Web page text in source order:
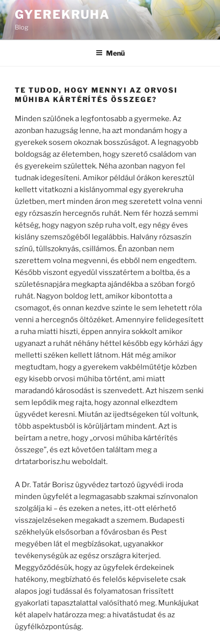
Tartalomhoz
GYEREKRUHA
Blog
Menü
TE TUDOD, HOGY MENNYI AZ ORVOSI
MŰHIBA KÁRTÉRÍTÉS ÖSSZEGE?
Minden szülőnek a legfontosabb a gyermeke. Az
azonban hazugság lenne, ha azt mondanám hogy a
gyerekek sosem okoznak bosszúságot. A legnagyobb
boldogság az életemben, hogy szerető családom van
és gyerekeim születtek. Néha azonban nagyon fel
tudnak idegesíteni. Amikor például órákon keresztül
kellett vitatkozni a kislányommal egy gyerekruha
üzletben, mert minden áron meg szeretett volna venni
egy rózsaszín hercegnős ruhát. Nem fér hozzá semmi
kétség, hogy nagyon szép ruha volt, egy négy éves
kislány szemszögéből legalábbis. Halvány rózsaszín
színű, tüllszoknyás, csillámos. Én azonban nem
szerettem volna megvenni, és ebből nem engedtem.
Később viszont egyedül visszatértem a boltba, és a
születésnapjára megkapta ajándékba a szóban forgó
ruhát. Nagyon boldog lett, amikor kibontotta a
csomagot, és onnan kezdve szinte le sem lehetett róla
venni a hercegnős öltözéket. Amennyire felidegesített
a ruha miatti hiszti, éppen annyira sokkolt amikor
ugyanazt a ruhát néhány héttel később egy kórházi ágy
melletti széken kellett látnom. Hát még amikor
megtudtam, hogy a gyerekem vakbélműtétje közben
egy kisebb orvosi műhiba történt, ami miatt
maradandó károsodást is szenvedett. Azt hiszem senki
sem lepődik meg rajta, hogy azonnal elkezdtem
ügyvédet keresni. Miután az ijedtségeken túl voltunk,
több aspektusból is körüljártam mindent. Azt is
beírtam a netre, hogy „orvosi műhiba kártérítés
összege”, és ezt követően találtam meg a
drtatarborisz.hu weboldalt.
A Dr. Tatár Borisz ügyvédez tartozó ügyvédi iroda
minden ügyfelét a legmagasabb szakmai színvonalon
szolgálja ki – és ezeken a netes, itt-ott elérhető
visszajelzéseken megakadt a szemem. Budapesti
székhelyük elsősorban a fővárosban és Pest
megyében lát el megbízásokat, ugyanakkor
tevékenységük az egész országra kiterjed.
Meggyőződésük, hogy az ügyfelek érdekeinek
hatékony, megbízható és felelős képviselete csak
alapos jogi tudással és folyamatosan frissített
gyakorlati tapasztalattal valósítható meg. Munkájukat
két alapelv határozza meg: a hivatástudat és az
ügyfélközpontúság.